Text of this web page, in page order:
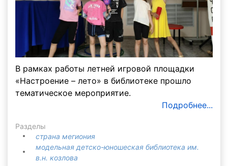
В рамках работы летней игровой площадки
«Настроение – лето» в библиотеке прошло
тематическое мероприятие.
Подробнее...
Разделы
страна мегиония
модельная детско-юношеская библиотека им.
в.н. козлова